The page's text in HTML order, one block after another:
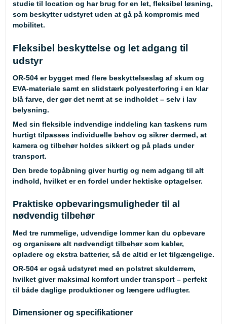
studie til location og har brug for en let, fleksibel løsning,
som beskytter udstyret uden at gå på kompromis med
mobilitet.
Fleksibel beskyttelse og let adgang til
udstyr
OR-504 er bygget med flere beskyttelseslag af skum og
EVA-materiale samt en slidstærk polyesterforing i en klar
blå farve, der gør det nemt at se indholdet – selv i lav
belysning.
Med sin fleksible indvendige inddeling kan taskens rum
hurtigt tilpasses individuelle behov og sikrer dermed, at
kamera og tilbehør holdes sikkert og på plads under
transport.
Den brede topåbning giver hurtig og nem adgang til alt
indhold, hvilket er en fordel under hektiske optagelser.
Praktiske opbevaringsmuligheder til al
nødvendig tilbehør
Med tre rummelige, udvendige lommer kan du opbevare
og organisere alt nødvendigt tilbehør som kabler,
opladere og ekstra batterier, så de altid er let tilgængelige.
OR-504 er også udstyret med en polstret skulderrem,
hvilket giver maksimal komfort under transport – perfekt
til både daglige produktioner og længere udflugter.
Dimensioner og specifikationer